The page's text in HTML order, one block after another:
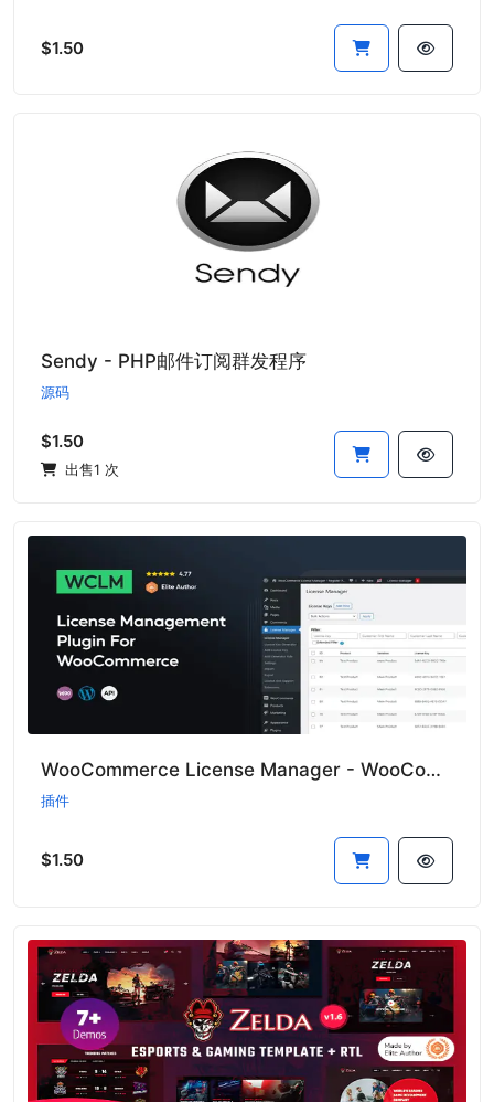
$1.50
Sendy - PHP邮件订阅群发程序
源码
$1.50
出售1 次
WooCommerce License Manager - WooCommerce授权管理器插件
插件
$1.50